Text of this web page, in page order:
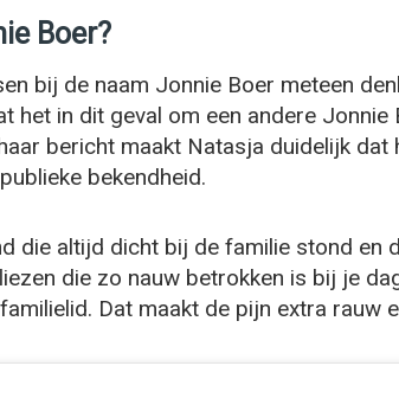
Boer?
bij de naam Jonnie Boer meteen
het in dit geval om een andere Jonnie
bericht maakt Natasja duidelijk
bekendheid.
die altijd dicht bij de familie stond en
die zo nauw betrokken is bij je
Dat maakt de pijn extra rauw